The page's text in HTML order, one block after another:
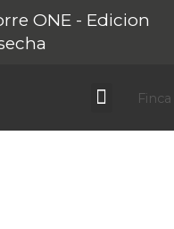
ONE - Edicion